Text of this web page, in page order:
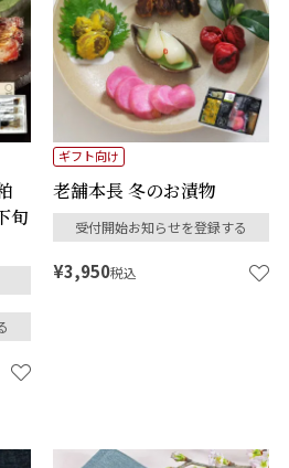
旬
老舗本長 冬のお漬物
ギフト向け
受付開始お知らせを登録する
¥3,950税込